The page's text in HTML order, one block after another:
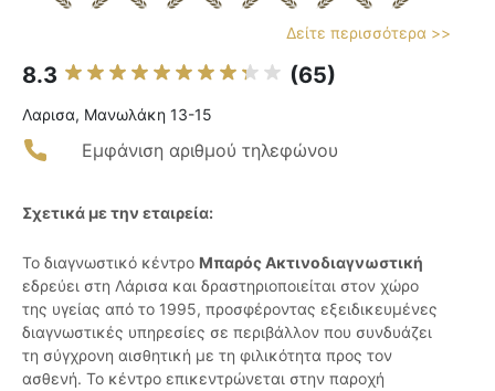
Δείτε περισσότερα >>
8.3 (65)
Λαρισα, Μανωλάκη 13-15
Εμφάνιση αριθμού τηλεφώνου
Σχετικά με την εταιρεία:
Το διαγνωστικό κέντρο Μπαρός Ακτινοδιαγνωστική
εδρεύει στη Λάρισα και δραστηριοποιείται στον χώρο
της υγείας από το 1995, προσφέροντας εξειδικευμένες
διαγνωστικές υπηρεσίες σε περιβάλλον που συνδυάζει
τη σύγχρονη αισθητική με τη φιλικότητα προς τον
ασθενή. Το κέντρο επικεντρώνεται στην παροχή